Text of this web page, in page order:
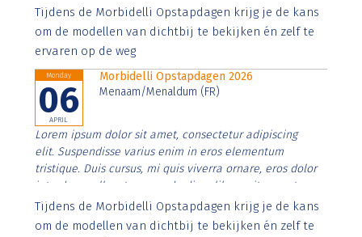
Aenean faucibus nibh et justo cursus id rutrum lorem
imperdiet. Nunc ut sem vitae risus tristique posuere.
Tijdens de Morbidelli Opstapdagen krijg je de kans
om de modellen van dichtbij te bekijken én zelf te
ervaren op de weg
Monday
06
APRIL
Morbidelli Opstapdagen 2026
Menaam/Menaldum (FR)
Lorem ipsum dolor sit amet, consectetur adipiscing
elit. Suspendisse varius enim in eros elementum
tristique. Duis cursus, mi quis viverra ornare, eros dolor
interdum nulla, ut commodo diam libero vitae erat.
Aenean faucibus nibh et justo cursus id rutrum lorem
imperdiet. Nunc ut sem vitae risus tristique posuere.
Tijdens de Morbidelli Opstapdagen krijg je de kans
om de modellen van dichtbij te bekijken én zelf te